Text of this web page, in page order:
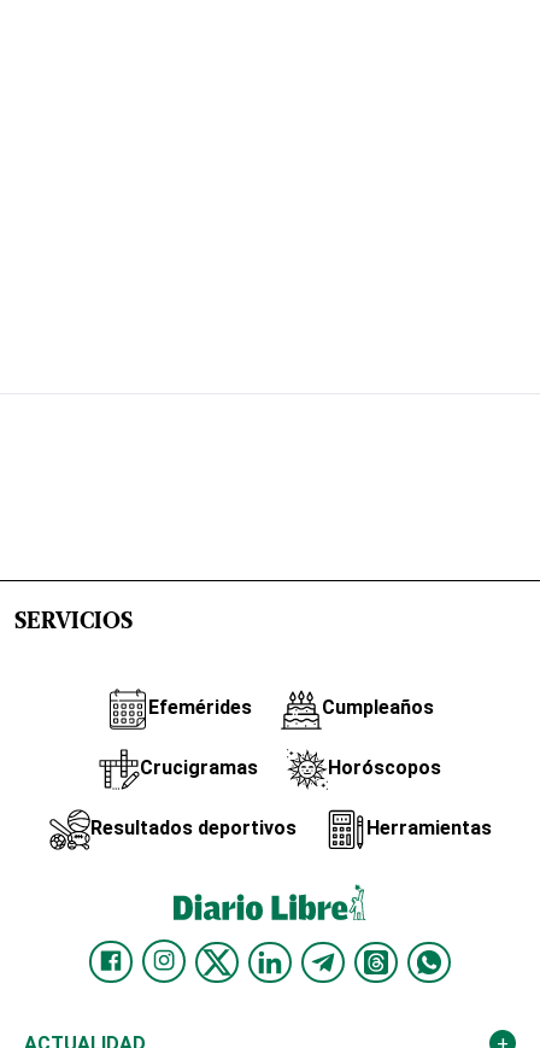
SERVICIOS
Efemérides Cumpleaños
Crucigramas Horóscopos
Resultados deportivos Herramientas